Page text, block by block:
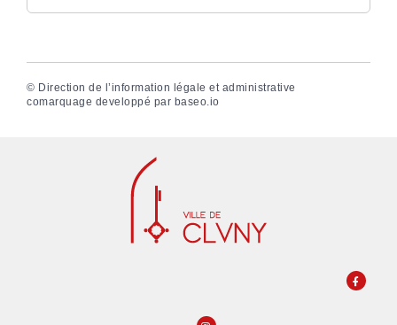
© Direction de l’information légale et administrative
comarquage developpé par baseo.io